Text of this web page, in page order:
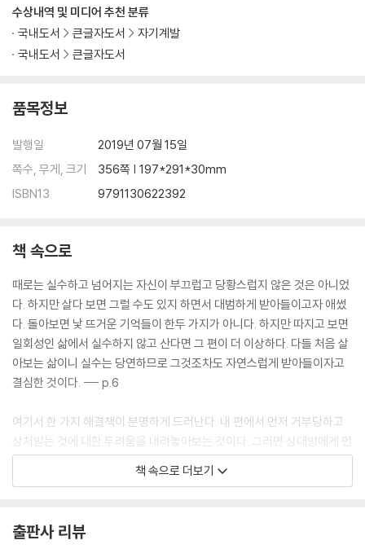
나만 옳다고 여기는 순간 관계는 끝난다
우연과 변수와 아이러니의 총합이 인생이다
좌절이 경험이 되는 법
분노가 치밀어 오를 때, 감정 점수 체크하기
긍정 에너지를 위한 감정 사용설명서
오른쪽 뇌에 답이 있다
Chapter 6 나는 까칠하게 살기로 했다_5단계 솔루션
건강한 까칠함 1단계 나 자신과의 관계에서 SCE의 법칙을 따르자
건강한 까칠함 2단계 대인관계에서도 모니터링이 필요하다
건강한 까칠함 4단계 나는 나에게 자유를 허락할 의무가 있다
건강한 까칠함 5단계 삶은 직선이 아니라는 것을 이해하자
Epilogue ‘사랑만이 우리를 구원한다’는 말은 여전히 유효하다
수상내역 및 미디어 추천 분류
국내도서
큰글자도서
자기계발
국내도서
큰글자도서
품목정보
발행일
2019년 07월 15일
쪽수, 무게, 크기
356쪽 | 197*291*30mm
ISBN13
9791130622392
책 속으로
때로는 실수하고 넘어지는 자신이 부끄럽고 당황스럽지 않은 것은 아니었
다. 하지만 살다 보면 그럴 수도 있지 하면서 대범하게 받아들이고자 애썼
다. 돌아보면 낯 뜨거운 기억들이 한두 가지가 아니다. 하지만 따지고 보면
일회성인 삶에서 실수하지 않고 산다면 그 편이 더 이상하다. 다들 처음 살
아보는 삶이니 실수는 당연하므로 그것조차도 자연스럽게 받아들이자고
결심한 것이다. --- p.6
여기서 한 가지 해결책이 분명하게 드러난다. 내 편에서 먼저 거부당하고
상처받는 것에 대한 두려움을 내려놓아보는 것이다. 그러면 상대방에게 먼
저 다가가고 먼저 손 내미는 것이 조금은 덜 어렵게 느껴진다. 분명하게 내
생각을 표현하고 자기 주장을 하는 것도 더 이상 불편하지 않게 된다. 물론
책 속으로 더보기
출판사 리뷰